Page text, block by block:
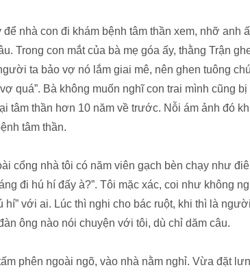
nhà con đi khám bệnh tâm thần xem, nhỡ anh
Trong con mắt của bà mẹ góa ấy, thằng Trận
ta bảo vợ nó lắm giai mê, nên ghen tuông
quá”. Bà không muốn nghĩ con trai mình cũng
tâm thần hơn 10 năm về trước. Nỗi ám ảnh đó
tâm thần.
cổng nhà tôi có năm viên gạch bèn chạy như
đi hú hí đấy à?”. Tôi mặc xác, coi như không
hí” với ai. Lúc thì nghi cho bác ruột, khi thì là
ông nào nói chuyện với tôi, dù chỉ dăm câu.
phên ngoài ngõ, vào nhà nằm nghỉ. Vừa đặt